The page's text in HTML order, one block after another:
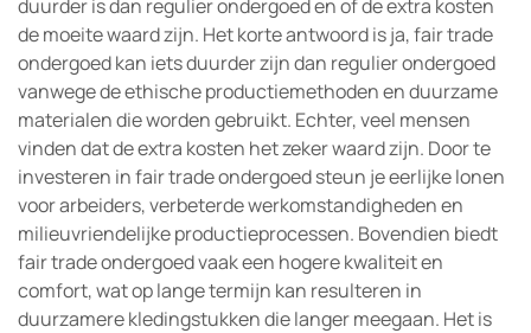
duurder is dan regulier ondergoed en of de extra kosten
de moeite waard zijn. Het korte antwoord is ja, fair trade
ondergoed kan iets duurder zijn dan regulier ondergoed
vanwege de ethische productiemethoden en duurzame
materialen die worden gebruikt. Echter, veel mensen
vinden dat de extra kosten het zeker waard zijn. Door te
investeren in fair trade ondergoed steun je eerlijke lonen
voor arbeiders, verbeterde werkomstandigheden en
milieuvriendelijke productieprocessen. Bovendien biedt
fair trade ondergoed vaak een hogere kwaliteit en
comfort, wat op lange termijn kan resulteren in
duurzamere kledingstukken die langer meegaan. Het is